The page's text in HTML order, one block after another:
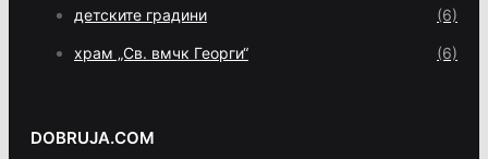
детските градини (6)
храм „Св. вмчк Георги“ (6)
DOBRUJA.COM